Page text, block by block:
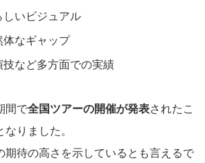
しいビジュアル
体なギャップ
など多方面での実績
間で全国ツアーの開催が発表されたこ
りました。
期待の高さを示しているとも言えるで